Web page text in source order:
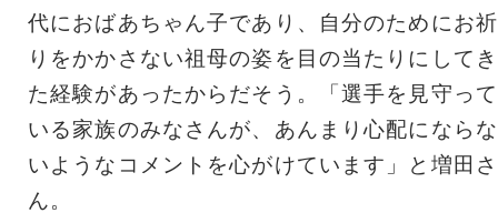
代におばあちゃん子であり、自分のためにお祈
りをかかさない祖母の姿を目の当たりにしてき
た経験があったからだそう。「選手を見守って
いる家族のみなさんが、あんまり心配にならな
いようなコメントを心がけています」と増田さ
ん。